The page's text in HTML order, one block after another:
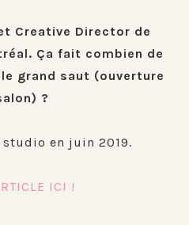
Creative Director de
Ça fait combien de
grand saut (ouverture
?
studio en juin 2019.
ICI !